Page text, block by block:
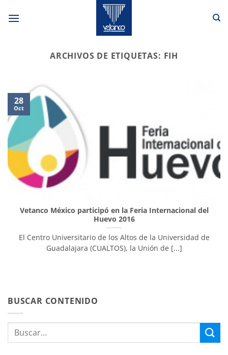
ARCHIVOS DE ETIQUETAS: FIH
Vetanco México participó en la Feria Internacional del
Huevo 2016
El Centro Universitario de los Altos de la Universidad de
Guadalajara (CUALTOS), la Unión de [...]
28
Oct
BUSCAR CONTENIDO